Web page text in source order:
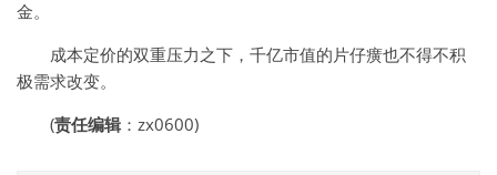
金。
成本定价的双重压力之下，千亿市值的片仔癀也不得不积
极需求改变。
(责任编辑：zx0600)